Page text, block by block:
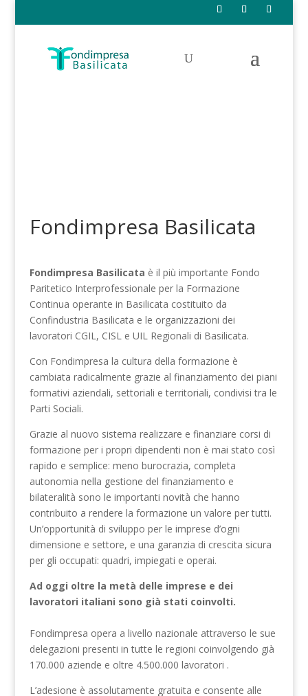
Fondimpresa Basilicata
Fondimpresa Basilicata è il più importante Fondo
Paritetico Interprofessionale per la Formazione
Continua operante in Basilicata costituito da
Confindustria Basilicata e le organizzazioni dei
lavoratori CGIL, CISL e UIL Regionali di Basilicata.
Con Fondimpresa la cultura della formazione è
cambiata radicalmente grazie al finanziamento dei piani
formativi aziendali, settoriali e territoriali, condivisi tra le
Parti Sociali.
Grazie al nuovo sistema realizzare e finanziare corsi di
formazione per i propri dipendenti non è mai stato così
rapido e semplice: meno burocrazia, completa
autonomia nella gestione del finanziamento e
bilateralità sono le importanti novità che hanno
contribuito a rendere la formazione un valore per tutti.
Un’opportunità di sviluppo per le imprese d’ogni
dimensione e settore, e una garanzia di crescita sicura
per gli occupati: quadri, impiegati e operai.
Ad oggi oltre la metà delle imprese e dei
lavoratori italiani sono già stati coinvolti.
Fondimpresa opera a livello nazionale attraverso le sue
delegazioni presenti in tutte le regioni coinvolgendo già
170.000 aziende e oltre 4.500.000 lavoratori .
L’adesione è assolutamente gratuita e consente alle